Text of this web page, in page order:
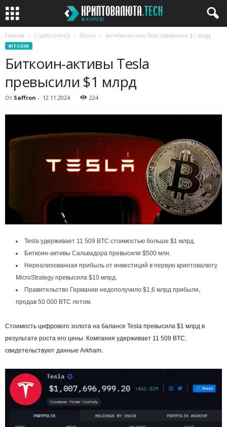
Главная Cryptocurrency Bitcoin Биткоин-активы Tesla превысили $1 млрд
BITCOIN
Биткоин-активы Tesla
превысили $1 млрд
От Saffron - 12.11.2024 224
Tesla удерживает 11 509 BTC стоимостью больше $1 млрд.
Биткоин-активы Сальвадора превысили $500 млн.
Нереализованная прибыль от инвестиций в первую криптовалюту
MicroStrategy превысила $10 млрд.
Правительство Германии недополучило $1,6 млрд прибыли,
продав 50 000 BTC летом.
Стоимость цифрового золота на балансе Tesla превысила $1 млрд в
результате роста его цены. Компания удерживает 11 509 BTC,
свидетельствуют данные Arkham.